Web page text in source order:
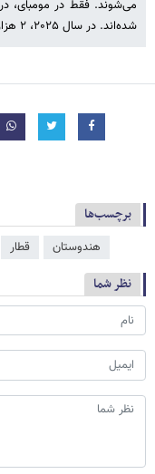
شده‌اند. در سال ۲۰۲۵، ۲ هزار و ۲۸۷ نفر جان باختند./صابرین نیوز
برچسب‌ها
هندوستان قطار
نظر شما